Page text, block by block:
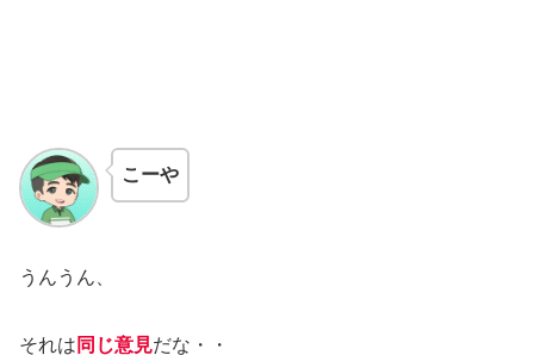
こーや
うんうん、
それは 同じ意見だな・・